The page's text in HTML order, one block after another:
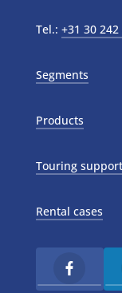
Tel.: +31 30 242
Segments
Products
Touring support
Rental cases